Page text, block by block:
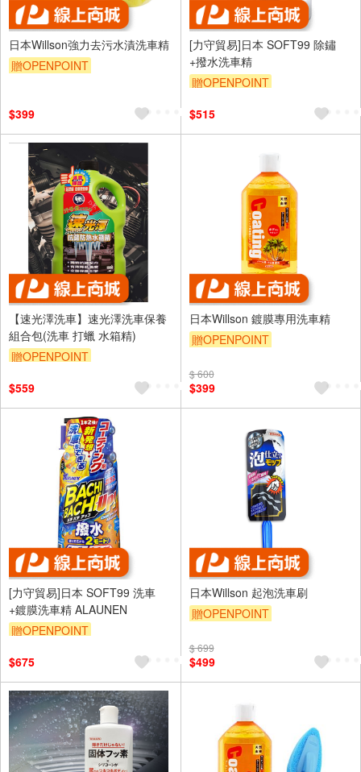
日本Willson強力去污水漬洗車精
贈OPENPOINT
$399
[力守貿易]日本 SOFT99 除鏽
+撥水洗車精
贈OPENPOINT
$515
【速光澤洗車】速光澤洗車保養
組合包(洗車 打蠟 水箱精)
贈OPENPOINT
$559
日本Willson 鍍膜專用洗車精
贈OPENPOINT
$ 600
$399
[力守貿易]日本 SOFT99 洗車
+鍍膜洗車精 ALAUNEN
贈OPENPOINT
$675
日本Willson 起泡洗車刷
贈OPENPOINT
$ 699
$499